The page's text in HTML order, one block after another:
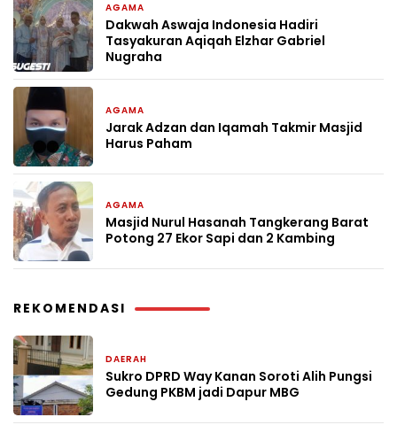
AGAMA
Dakwah Aswaja Indonesia Hadiri
Tasyakuran Aqiqah Elzhar Gabriel
Nugraha
AGAMA
Jarak Adzan dan Iqamah Takmir Masjid
Harus Paham
AGAMA
Masjid Nurul Hasanah Tangkerang Barat
Potong 27 Ekor Sapi dan 2 Kambing
REKOMENDASI
DAERAH
Sukro DPRD Way Kanan Soroti Alih Pungsi
Gedung PKBM jadi Dapur MBG